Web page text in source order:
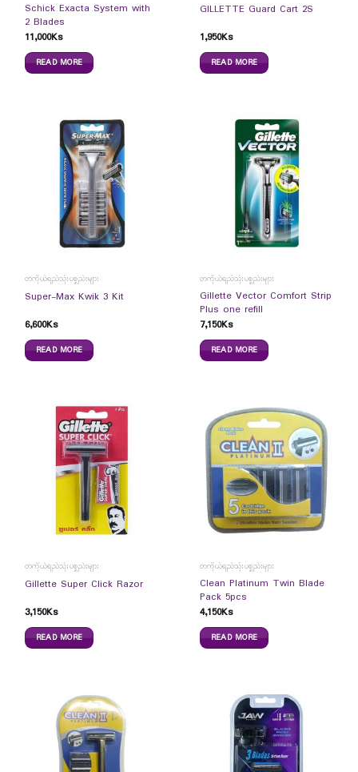
Schick Exacta System with
2 Blades
11,000Ks
READ MORE
GILLETTE Guard Cart 2S
1,950Ks
READ MORE
တကိုယ်ရည်သုံးပစ္စည်းများ
Super-Max Kwik 3 Kit
6,600Ks
READ MORE
တကိုယ်ရည်သုံးပစ္စည်းများ
Gillette Vector Comfort Strip
Plus one refill
7,150Ks
READ MORE
တကိုယ်ရည်သုံးပစ္စည်းများ
Gillette Super Click Razor
3,150Ks
READ MORE
တကိုယ်ရည်သုံးပစ္စည်းများ
Clean Platinum Twin Blade
Pack 5pcs
4,150Ks
READ MORE